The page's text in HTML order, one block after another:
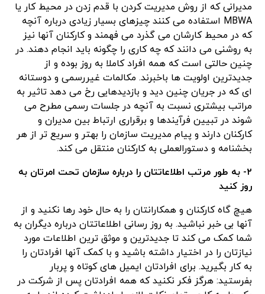
مدیرانی که از روش مدیریت کردن با قدم زدن در محیط کار یا
MBWA استفاده می کنند چیزهای بسیار زیادی درباره آنچه
که در محیط کارشان می گذرد می فهمند و کارکنان آنها نیز
به روشنی می دانند که چه کاری را چگونه باید انجام دهند. در
چنین حالتی است که همه افراد کاملا به روز بوده و از
جدیدترین اولویت ها باخبرند. مکالمات غیررسمی و دوستانه
ای که در جریان چنین دید و بازدیدهایی رخ می دهد تاثیر به
مراتب بیشتری نسبت به آنچه در جلسات رسمی مطرح می
شوند در تبیین فرآیندها و برقراری ارتباط بین مدیران و
کارکنان دارند و پیام مدیریت سازمان را بهتر و سریع تر از هر
بخشنامه و دستورالعملی به کارکنان منتقل می کند.
۲- به طور مرتب اطلاعاتتان را درباره سازمان تحت امرتان به
روز کنید
هیچ گاه کارکنان و همکارانتان را به حال خود رها نکنید و از
آنها بی خبر نباشید. به روز رسانی اطلاعاتتان درباره دیگران به
شما کمک می کند تا جدیدترین و موثق ترین اطلاعات مورد
نیازتان را در اختیار داشته باشید و با کمک آنها افرادتان را
به کار بگیرید. برای افرادتان ایمیل های کوتاه و پربار
بفرستید: هرگز فکر نکنید که همه افرادتان پس از شرکت در